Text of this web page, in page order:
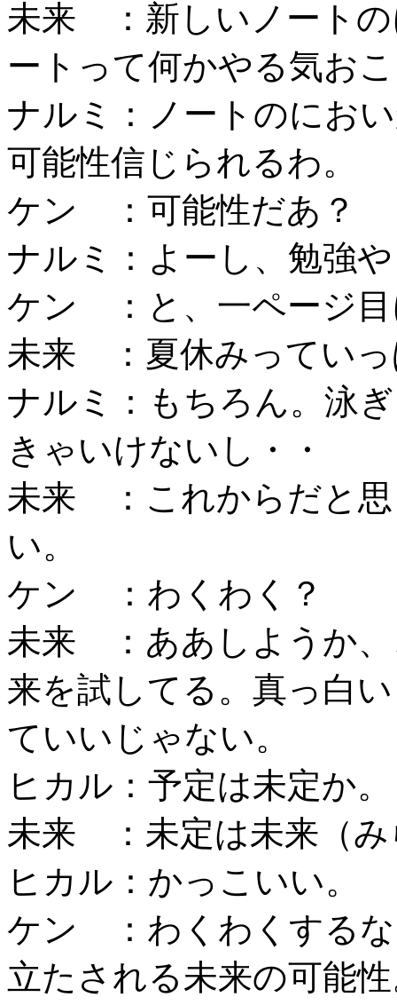
未来 ：新しいノートの
ートって何かやる気お
ナルミ：ノートのにお
可能性信じられるわ。
ケン ：可能性だあ？
ナルミ：よーし、勉強
ケン ：と、一ページ目
未来 ：夏休みっていっ
ナルミ：もちろん。泳
きゃいけないし・・
未来 ：これからだと思
い。
ケン ：わくわく？
未来 ：ああしようか、
来を試してる。真っ白
ていいじゃない。
ヒカル：予定は未定か。
未来 ：未定は未来（み
ヒカル：かっこいい。
ケン ：わくわくするな
立たされる未来の可能